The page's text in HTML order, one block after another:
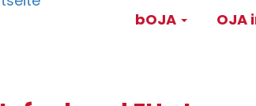
Main
bOJA OJA